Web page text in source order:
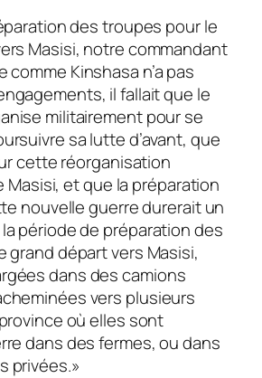
des troupes pour le
Masisi, notre commandant
Kinshasa n’a pas
il fallait que le
militairement pour se
sa lutte d’avant, que
cette réorganisation
Masisi, et que la préparation
nouvelle guerre durerait un
période de préparation des
grand départ vers Masisi,
dans des camions
vers plusieurs
où elles sont
dans des fermes, ou dans
privées.»